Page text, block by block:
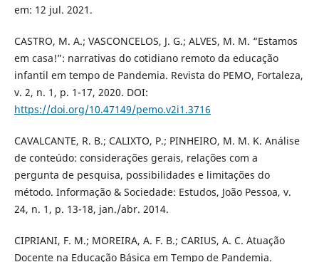
em: 12 jul. 2021.
CASTRO, M. A.; VASCONCELOS, J. G.; ALVES, M. M. “Estamos
em casa!”: narrativas do cotidiano remoto da educação
infantil em tempo de Pandemia. Revista do PEMO, Fortaleza,
v. 2, n. 1, p. 1-17, 2020. DOI:
https://doi.org/10.47149/pemo.v2i1.3716
CAVALCANTE, R. B.; CALIXTO, P.; PINHEIRO, M. M. K. Análise
de conteúdo: considerações gerais, relações com a
pergunta de pesquisa, possibilidades e limitações do
método. Informação & Sociedade: Estudos, João Pessoa, v.
24, n. 1, p. 13-18, jan./abr. 2014.
CIPRIANI, F. M.; MOREIRA, A. F. B.; CARIUS, A. C. Atuação
Docente na Educação Básica em Tempo de Pandemia.